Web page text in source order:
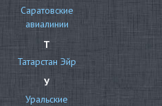
Саратовские
авиалинии
Т
Татарстан Эйр
У
Уральские